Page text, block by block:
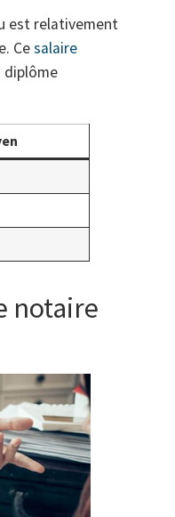
est relativement
Cesalaire
diplôme
notaire